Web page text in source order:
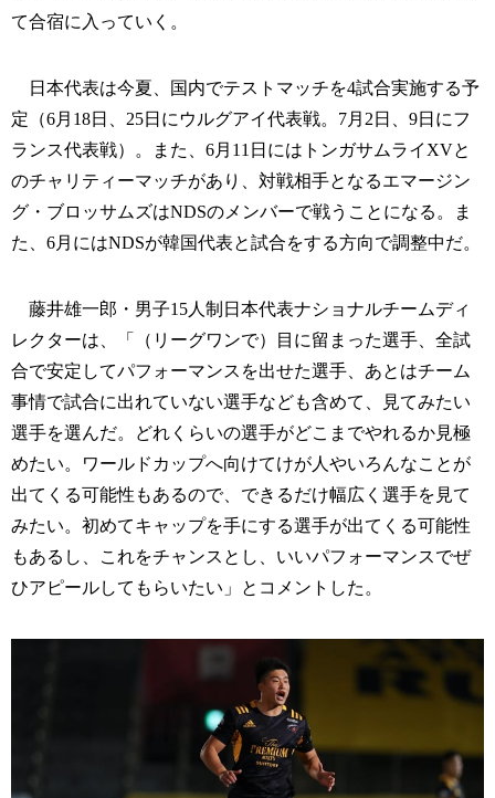
て合宿に入っていく。
日本代表は今夏、国内でテストマッチを4試合実施する予
定（6月18日、25日にウルグアイ代表戦。7月2日、9日にフ
ランス代表戦）。また、6月11日にはトンガサムライXVと
のチャリティーマッチがあり、対戦相手となるエマージン
グ・ブロッサムズはNDSのメンバーで戦うことになる。ま
た、6月にはNDSが韓国代表と試合をする方向で調整中だ。
藤井雄一郎・男子15人制日本代表ナショナルチームディ
レクターは、「（リーグワンで）目に留まった選手、全試
合で安定してパフォーマンスを出せた選手、あとはチーム
事情で試合に出れていない選手なども含めて、見てみたい
選手を選んだ。どれくらいの選手がどこまでやれるか見極
めたい。ワールドカップへ向けてけが人やいろんなことが
出てくる可能性もあるので、できるだけ幅広く選手を見て
みたい。初めてキャップを手にする選手が出てくる可能性
もあるし、これをチャンスとし、いいパフォーマンスでぜ
ひアピールしてもらいたい」とコメントした。